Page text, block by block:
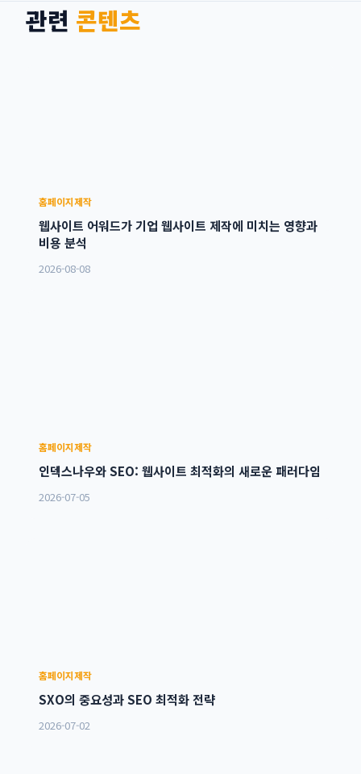
관련 콘텐츠
홈페이지제작
웹사이트 어워드가 기업 웹사이트 제작에 미치는 영향과
비용 분석
2026-08-08
홈페이지제작
인덱스나우와 SEO: 웹사이트 최적화의 새로운 패러다임
2026-07-05
홈페이지제작
SXO의 중요성과 SEO 최적화 전략
2026-07-02